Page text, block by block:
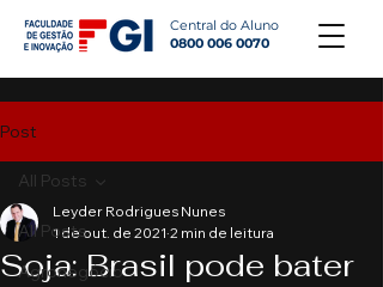
Central do Aluno
0800 006 0070
Post
All Posts
Agronegócio
All Posts
Soja: Brasil pode bater
Leyder Rodrigues Nunes
1 de out. de 2021 2 min de leitura